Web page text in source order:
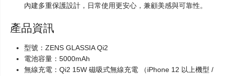
內建多重保護設計，日常使用更安心，兼顧美感與可靠性。
產品資訊
型號： ZENS GLASSIA Qi2
電池容量： 5000mAh
無線充電： Qi2 15W 磁吸式無線充電 （iPhone 12 以上機型 /